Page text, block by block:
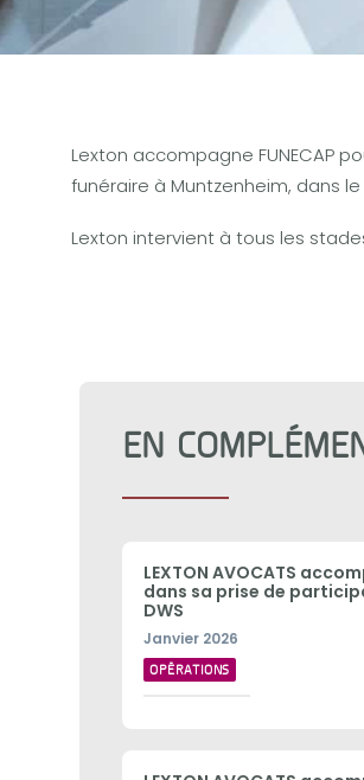
Lexton accompagne FUNECAP
funéraire à Muntzenheim, dans
Lexton intervient à tous les
EN
LEXTON AVOCATS
dans sa prise de
DWS
Janvier 2026
OPÉRATIONS